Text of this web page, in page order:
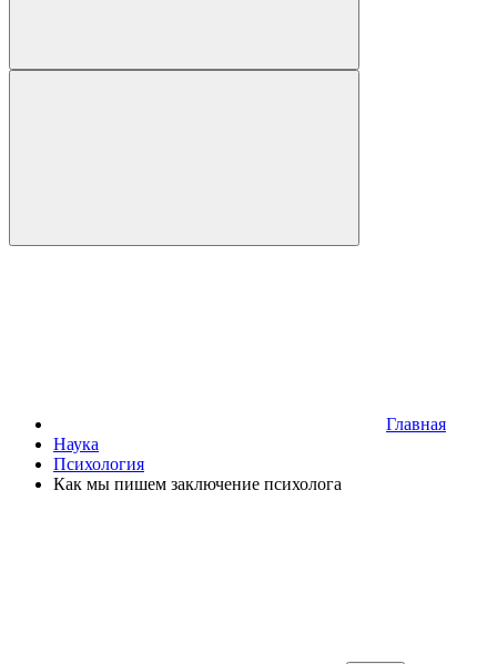
Главная
Наука
Психология
Как мы пишем заключение психолога